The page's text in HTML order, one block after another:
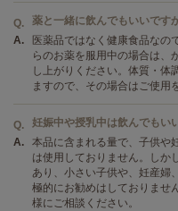
Q. 薬と一緒に飲んでもいいです
A.
医薬品ではなく健康食品なの
らのお薬を服用中の場合は、
し上がりください。体質・体
ますので、その場合はご使用
Q. 妊娠中や授乳中は飲んでもい
A.
本品に含まれる量で、子供や
は使用しておりません。しか
あり、小さい子供や、妊産婦
極的にお勧めはしておりませ
様にご相談ください。